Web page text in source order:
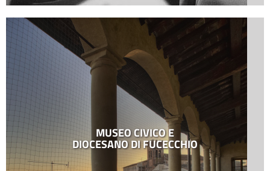
MUSEO CIVICO E
DIOCESANO DI FUCECCHIO